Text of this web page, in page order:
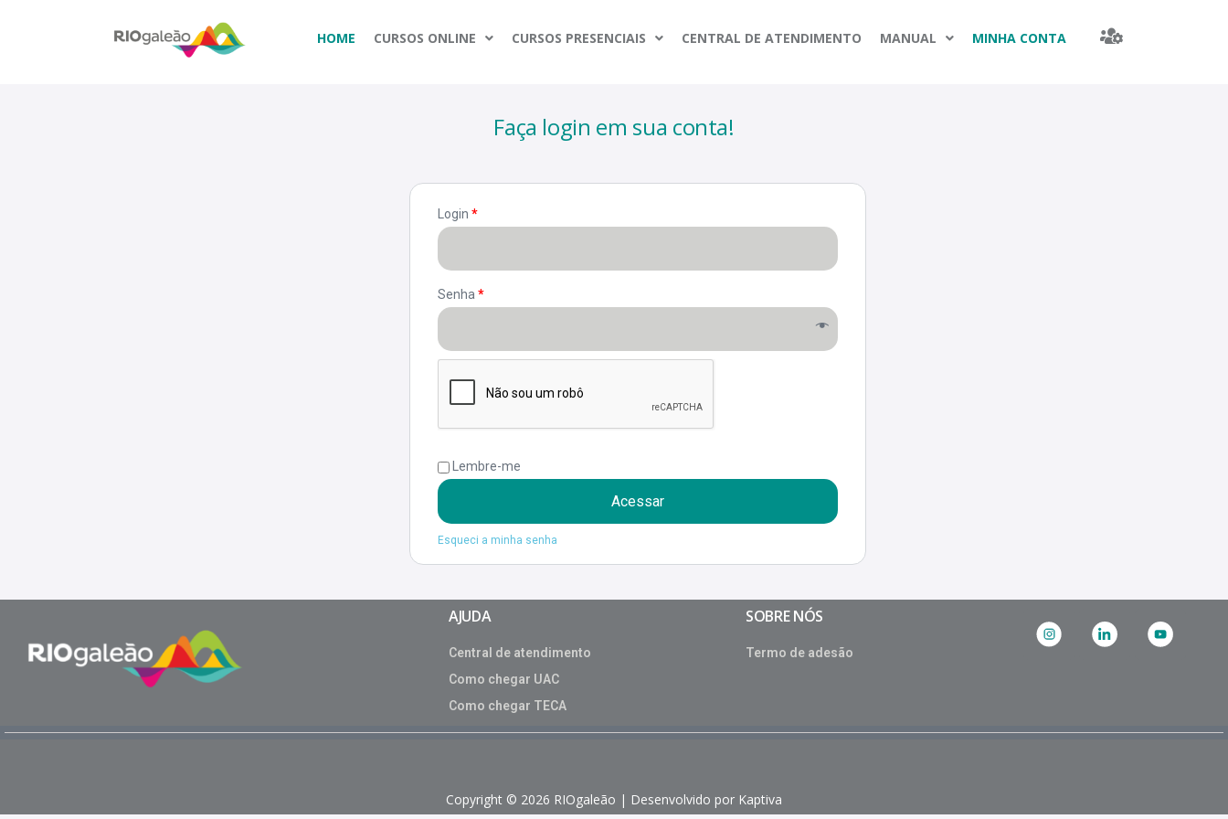
HOME CURSOS ONLINE CURSOS PRESENCIAIS CENTRAL DE ATENDIMENTO MANUAL MINHA CONTA
Faça login em sua conta!
Login *
Senha *
Lembre-me
Acessar
Esqueci a minha senha
AJUDA
Central de atendimento
Como chegar UAC
Como chegar TECA
SOBRE NÓS
Termo de adesão
Copyright © 2026 RIOgaleão | Desenvolvido por Kaptiva